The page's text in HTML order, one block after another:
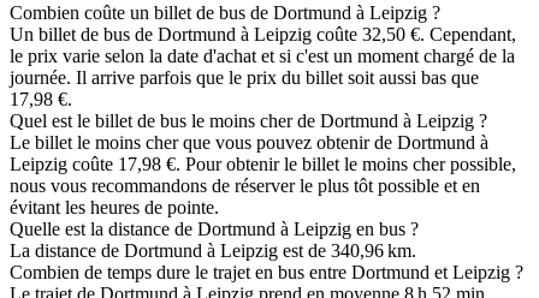
Combien coûte un billet de bus de Dortmund à Leipzig ?
Un billet de bus de Dortmund à Leipzig coûte 32,50 €. Cependant,
le prix varie selon la date d'achat et si c'est un moment chargé de la
journée. Il arrive parfois que le prix du billet soit aussi bas que
17,98 €.
Quel est le billet de bus le moins cher de Dortmund à Leipzig ?
Le billet le moins cher que vous pouvez obtenir de Dortmund à
Leipzig coûte 17,98 €. Pour obtenir le billet le moins cher possible,
nous vous recommandons de réserver le plus tôt possible et en
évitant les heures de pointe.
Quelle est la distance de Dortmund à Leipzig en bus ?
La distance de Dortmund à Leipzig est de 340,96 km.
Combien de temps dure le trajet en bus entre Dortmund et Leipzig ?
Le trajet de Dortmund à Leipzig prend en moyenne 8 h 52 min.